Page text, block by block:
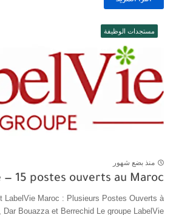
مستجدات الوظيفة
منذ بضع شهور
— 15 postes ouverts au Maroc
LabelVie Maroc : Plusieurs Postes Ouverts à
Dar Bouazza et Berrechid Le groupe LabelVie